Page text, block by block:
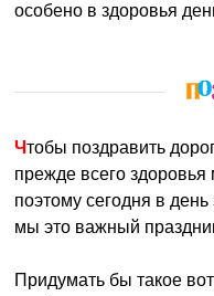
особено в здоровья
Чтобы поздравить
прежде всего
поэтому сегодня в день
мы это важный
Придумать бы такое